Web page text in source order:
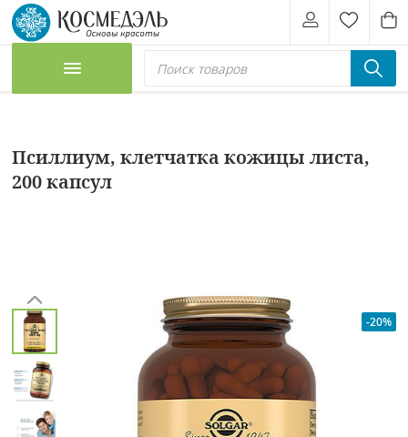
Псиллиум, клетчатка кожицы листа,
200 капсул
-20%